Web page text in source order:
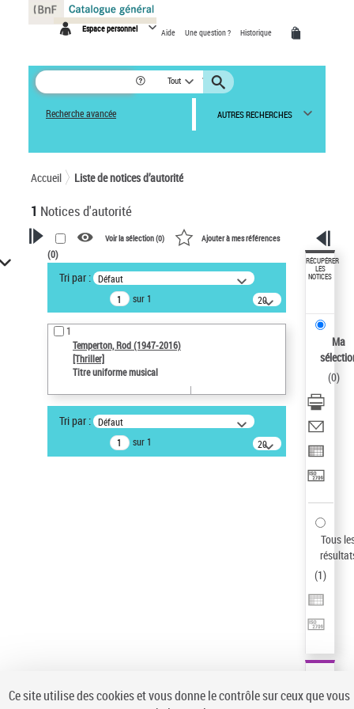
Espace personnel Aide Une question ? Historique
Tout
Recherche avancée AUTRES RECHERCHES
Accueil Liste de notices d’autorité
1 Notices d'autorité
VOTRE RECHERCHE
Recherche avancée dans les
notices d’autorité
Œuvres liées à l'auteur :
Temperton, Rod (1947-2016)
Auteur d’œuvre
Temperton, Rod (1947-2016)
Statut de la notice d’autorité
Pays
Voir la sélection (0) Ajouter à mes références
(0)
Tri par : Défaut
sur 1
20
résultats/page
1
Temperton, Rod (1947-2016)
[Thriller]
Titre uniforme musical
Tri par : Défaut
sur 1
20
résultats/page
RÉCUPÉRER
LES
NOTICES
Ma
(0)
Tous
(1)
Panneau de gestion des cookies
Ce site utilise des cookies et vous donne le contrôle sur ceux que vous